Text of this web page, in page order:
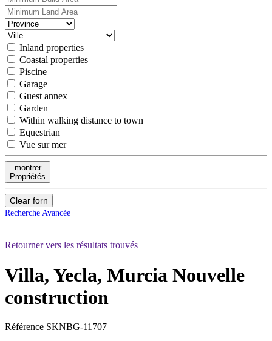
Inland properties
Coastal properties
Piscine
Garage
Guest annex
Garden
Within walking distance to town
Equestrian
Vue sur mer
montrer
Propriétés
Clear forn
Recherche Avancée
Retourner vers les résultats trouvés
Villa, Yecla, Murcia Nouvelle
construction
Référence SKNBG-11707